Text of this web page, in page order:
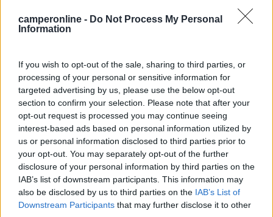
camperonline - Do Not Process My Personal
Information
If you wish to opt-out of the sale, sharing to third parties, or
processing of your personal or sensitive information for
targeted advertising by us, please use the below opt-out
section to confirm your selection. Please note that after your
opt-out request is processed you may continue seeing
interest-based ads based on personal information utilized by
us or personal information disclosed to third parties prior to
your opt-out. You may separately opt-out of the further
disclosure of your personal information by third parties on the
IAB’s list of downstream participants. This information may
also be disclosed by us to third parties on the IAB’s List of
Downstream Participants that may further disclose it to other
Inserito il26/03/2019 alle:22:31:00
E' la prima volta che chiedo consigli alla grande platea di questo bel
forum, quindi abbiate un po' di pazienza. Come detto nella
presentazione, ho un motorhome Hymer b644 comprato usato e che mi
soddisfa pienamente salvo
...
Anche a me non piace assolutamente la dinetet a L, sulla panca
laterale si sta scomodissimi, il tavolo è sempre in mezzo alle
scatole e è troppo piccolo.
Ora praticamente tutti i camper li fanno con sedili ruotabili, ma
non è sempre obbligatoria la semidinette.
Nei miei due ultimi camper, entrambi Hymer, ho scelto modelli